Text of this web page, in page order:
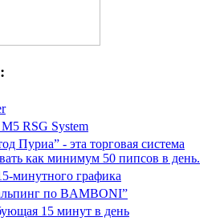
RSG System
Пуриа” - эта торговая система
как минимум 50 пипсов в день.
минутного графика
по BAMBONI”
15 минут в день